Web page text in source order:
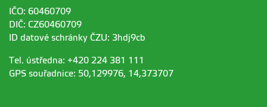
IČO: 60460709
DIČ: CZ60460709
ID datové schránky ČZU: 3hdj9cb
Tel. ústředna: +420 224 381 111
GPS souřadnice: 50,129976, 14,373707